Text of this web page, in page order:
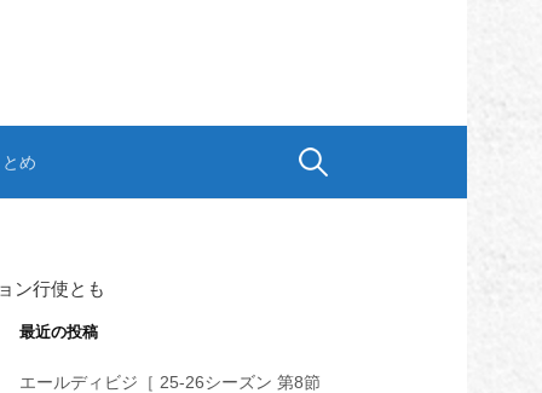
め 検
ン行使とも
最近の投稿
エールディビジ［ 25-26シーズン 第8節